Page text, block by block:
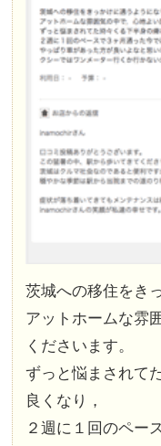
茨城への移住をき
アットホームな雰
くださいます。
ずっと悩まされて
良くなり，
２週に１回のペー